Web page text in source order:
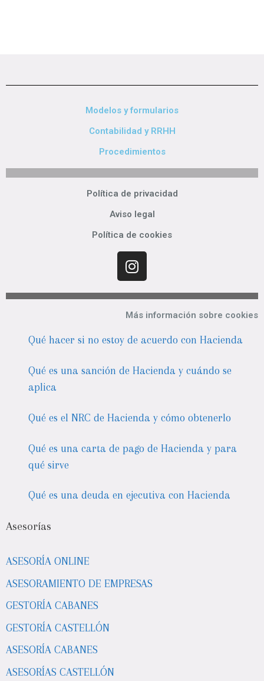
Modelos y formularios
Contabilidad y RRHH
Procedimientos
Política de privacidad
Aviso legal
Política de cookies
Más información sobre cookies
Qué hacer si no estoy de acuerdo con Hacienda
Qué es una sanción de Hacienda y cuándo se
aplica
Qué es el NRC de Hacienda y cómo obtenerlo
Qué es una carta de pago de Hacienda y para
qué sirve
Qué es una deuda en ejecutiva con Hacienda
Asesorías
ASESORÍA ONLINE
ASESORAMIENTO DE EMPRESAS
GESTORÍA CABANES
GESTORÍA CASTELLÓN
ASESORÍA CABANES
ASESORÍAS CASTELLÓN